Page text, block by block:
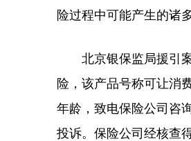
险过程中可能产生的诸
北京银保监局援引案
险，该产品号称可让消
年龄，致电保险公司咨
投诉。保险公司经核查